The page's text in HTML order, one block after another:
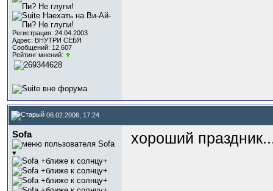
Регистрация: 24.04.2003
Адрес: ВНУТРИ СЕБЯ
Сообщений: 12,607
Рейтинг мнений:
06.02.2006, 17:24
Sofa
♥
хороший